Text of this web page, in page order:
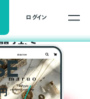
ログイン
くなら